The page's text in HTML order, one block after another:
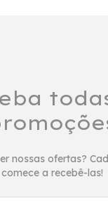
nossas ofertas?
comece a recebê-las!